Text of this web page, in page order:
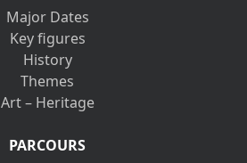
Major Dates
Key figures
History
Themes
Art – Heritage
PARCOURS